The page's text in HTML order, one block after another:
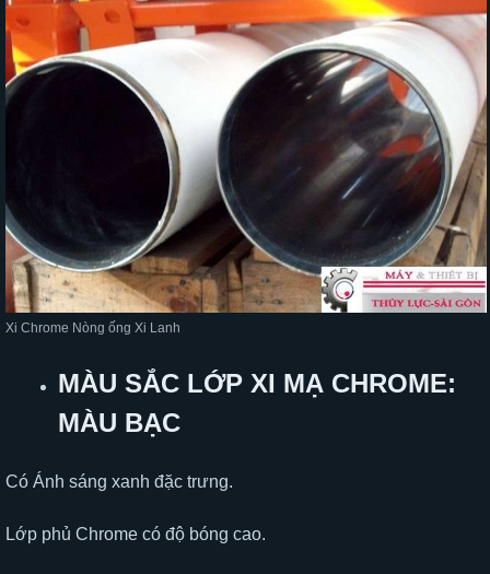
Xi Chrome Nòng ống Xi Lanh
MÀU SẮC LỚP XI MẠ CHROME:
MÀU BẠC
Có Ánh sáng xanh đặc trưng.
Lớp phủ Chrome có độ bóng cao.